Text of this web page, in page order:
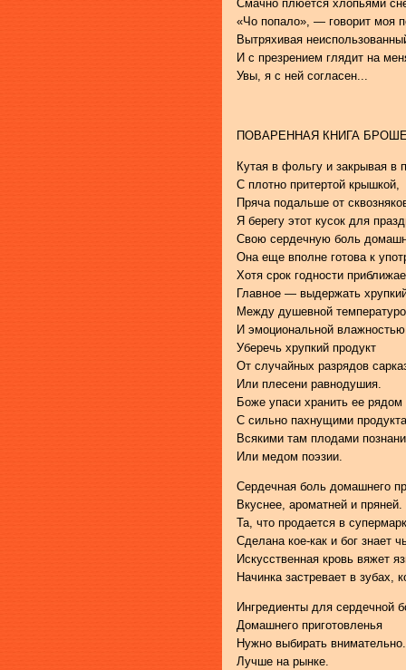
Смачно плюется хлопьями
«Чо попало», — говорит моя
Вытряхивая
И с презрением глядит на
Увы, я с ней согласен...
ПОВАРЕННАЯ КНИГА
Кутая в фольгу и закрывая в
С плотно притертой крышкой,
Пряча подальше от
Я берегу этот кусок для
Свою сердечную боль
Она еще вполне готова к
Хотя срок годности
Главное — выдержать
Между душевной
И эмоциональной
Уберечь хрупкий продукт
От случайных разрядов
Или плесени равнодушия.
Боже упаси хранить ее рядом
С сильно пахнущими
Всякими там плодами
Или медом поэзии.
Сердечная боль домашнего
Вкуснее, ароматней и пряней.
Та, что продается в
Сделана кое-как и бог знает
Искусственная кровь вяжет
Начинка застревает в зубах,
Ингредиенты для сердечной
Домашнего приготовленья
Нужно выбирать внимательно.
Лучше на рынке.